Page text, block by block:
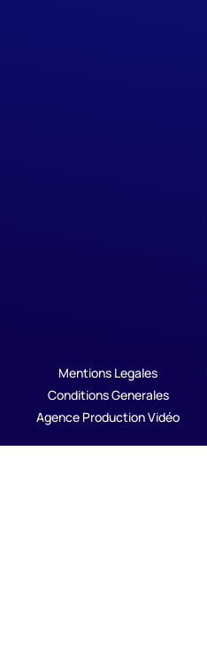
Mentions Legales
Conditions Generales
Agence Production Vidéo